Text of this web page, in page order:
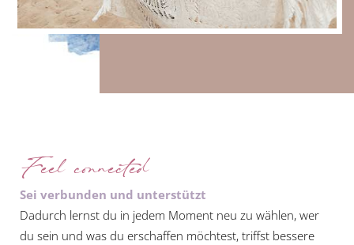
Feel connected
Sei verbunden und unterstützt
Dadurch lernst du in jedem Moment neu zu wählen, wer
du sein und was du erschaffen möchtest, triffst bessere